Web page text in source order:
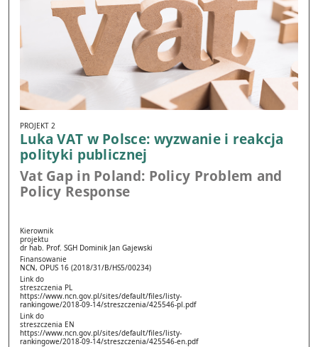
PROJEKT 2
Luka VAT w Polsce: wyzwanie i reakcja
polityki publicznej
Vat Gap in Poland: Policy Problem and
Policy Response
Kierownik
projektu
dr hab. Prof. SGH Dominik Jan Gajewski
Finansowanie
NCN, OPUS 16 (2018/31/B/HS5/00234)
Link do
streszczenia PL
https://www.ncn.gov.pl/sites/default/files/listy-
rankingowe/2018-09-14/streszczenia/425546-pl.pdf
Link do
streszczenia EN
https://www.ncn.gov.pl/sites/default/files/listy-
rankingowe/2018-09-14/streszczenia/425546-en.pdf